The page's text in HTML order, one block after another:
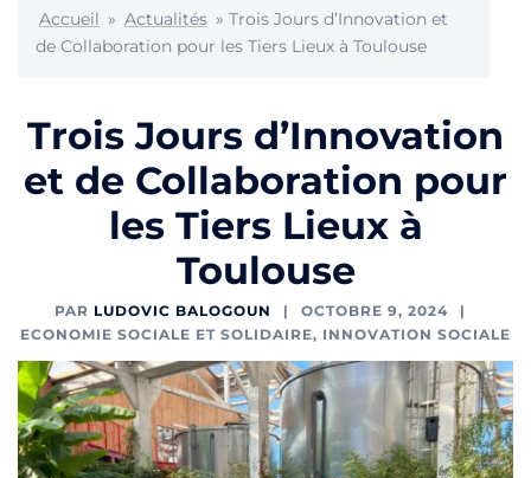
Accueil » Actualités » Trois Jours d’Innovation et
de Collaboration pour les Tiers Lieux à Toulouse
Trois Jours d’Innovation
et de Collaboration pour
les Tiers Lieux à
Toulouse
PAR LUDOVIC BALOGOUN
OCTOBRE 9, 2024
ECONOMIE SOCIALE ET SOLIDAIRE, INNOVATION SOCIALE